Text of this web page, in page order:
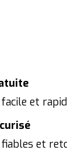
et
et